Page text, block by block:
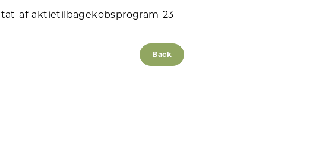
af-aktietilbagekobsprogram-23-
Back